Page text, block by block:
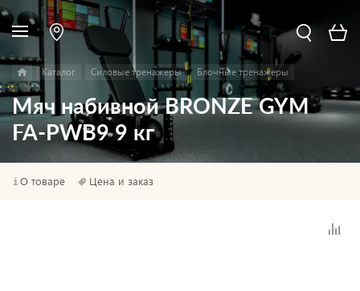
Каталог Силовые тренажеры Блочные тренажеры
Мяч набивной BRONZE GYM
FA-PWB9 9 кг
О товаре Цена и заказ